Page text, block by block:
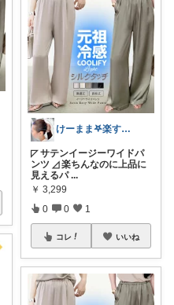
けーまま𖤐楽する家づくり☀︎*.｡
◸ サテンイージーワイドパ
ンツ ◿ 楽ちんなのに上品に
見えるパ ...
￥ 3,299
0 0 1
コレ いいね